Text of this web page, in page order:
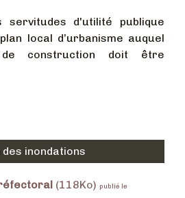
servitudes d'utilité publique
local d’urbanisme auquel
construction doit être
inondations
(118Ko) publié le